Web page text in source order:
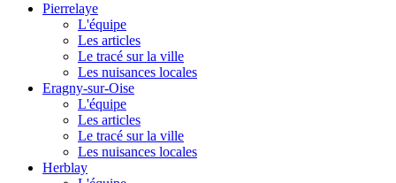
Pierrelaye
L'équipe
Les articles
Le tracé sur la ville
Les nuisances locales
Eragny-sur-Oise
L'équipe
Les articles
Le tracé sur la ville
Les nuisances locales
Herblay